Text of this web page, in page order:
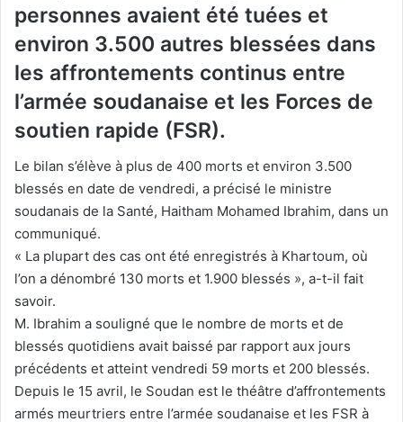
personnes avaient été tuées et
environ 3.500 autres blessées dans
les affrontements continus entre
l’armée soudanaise et les Forces de
soutien rapide (FSR).
Le bilan s’élève à plus de 400 morts et environ 3.500
blessés en date de vendredi, a précisé le ministre
soudanais de la Santé, Haitham Mohamed Ibrahim, dans un
communiqué.
« La plupart des cas ont été enregistrés à Khartoum, où
l’on a dénombré 130 morts et 1.900 blessés », a-t-il fait
savoir.
M. Ibrahim a souligné que le nombre de morts et de
blessés quotidiens avait baissé par rapport aux jours
précédents et atteint vendredi 59 morts et 200 blessés.
Depuis le 15 avril, le Soudan est le théâtre d’affrontements
armés meurtriers entre l’armée soudanaise et les FSR à